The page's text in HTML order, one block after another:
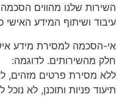
השירות שלנו מהווים
עיבוד ושיתוף המידע
אי-הסכמה למסירת מידע
חלק מהשירותים. לדוגמה:
ללא מסירת פרטים מזהים,
תיעוד פניות ותוכנן, לא